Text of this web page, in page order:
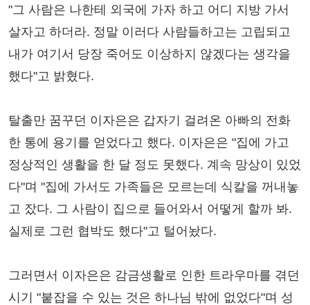
"그 사람은 나한테 외국에 가자 하고 어디 지방 가서
살자고 하더라. 정말 이러다 사람들하고는 고립되고
내가 여기서 당장 죽어도 이상하지 않겠다는 생각을
했다"고 밝혔다.
탈출만 꿈꾸던 이자은은 갑자기 걸려온 아빠의 전화
한 통에 용기를 얻었다고 했다. 이자은은 "집에 가고
정상적인 생활을 한 달 정도 못했다. 계속 망상이 있었
다"며 "집에 가서도 가족들은 모르는데 식칼을 꺼내놓
고 잤다. 그 사람이 집으로 들어와서 어떻게 할까 봐.
실제로 그런 협박도 했다"고 털어놨다.
그러면서 이자은은 감금생활로 인한 트라우마를 겪던
시기 "붙잡을 수 있는 것은 하나님 밖에 없었다"며 성